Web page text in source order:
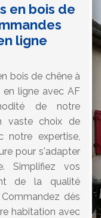
en bois de
ligne
bois de chêne à
en ligne avec AF
de notre
vaste choix de
notre expertise,
pour s'adapter
Simplifiez vos
de la qualité
dès
habitation avec